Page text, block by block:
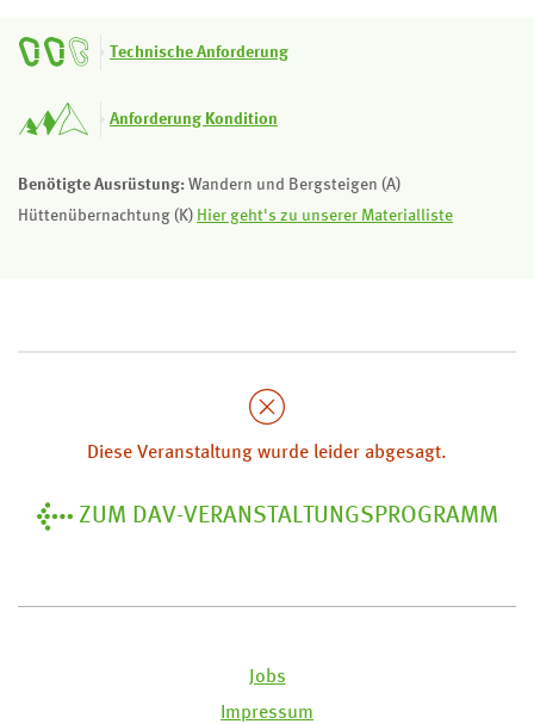
Technische Anforderung
Anforderung Kondition
Benötigte Ausrüstung:Wandern und Bergsteigen (A)
Hüttenübernachtung (K) Hier geht's zu unserer Materialliste
Diese Veranstaltung wurde leider abgesagt.
ZUM DAV-VERANSTALTUNGSPROGRAMM
Jobs
Impressum